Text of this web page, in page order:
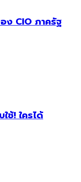
ง CIO ภาครัฐ
ช้! ใครได้